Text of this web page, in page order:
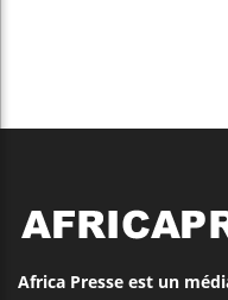
Africa Presse est un